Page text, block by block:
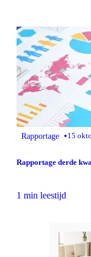
Rapportage •15
Rapportage derde
1 min leestijd